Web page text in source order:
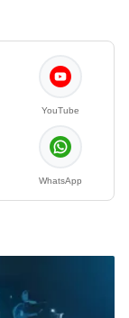
YouTube
WhatsApp